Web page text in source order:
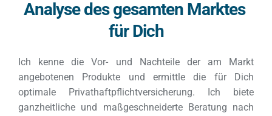
Analyse des gesamten Marktes
für Dich
Ich kenne die Vor- und Nachteile der am Markt
angebotenen Produkte und ermittle die für Dich
optimale Privathaftpflichtversicherung. Ich biete
ganzheitliche und maßgeschneiderte Beratung nach